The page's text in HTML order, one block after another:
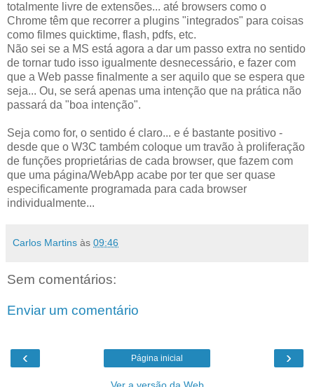
totalmente livre de extensões... até browsers como o
Chrome têm que recorrer a plugins "integrados" para coisas
como filmes quicktime, flash, pdfs, etc.
Não sei se a MS está agora a dar um passo extra no sentido
de tornar tudo isso igualmente desnecessário, e fazer com
que a Web passe finalmente a ser aquilo que se espera que
seja... Ou, se será apenas uma intenção que na prática não
passará da "boa intenção".
Seja como for, o sentido é claro... e é bastante positivo -
desde que o W3C também coloque um travão à proliferação
de funções proprietárias de cada browser, que fazem com
que uma página/WebApp acabe por ter que ser quase
especificamente programada para cada browser
individualmente...
Carlos Martins às 09:46
Sem comentários:
Enviar um comentário
‹ ›
Página inicial